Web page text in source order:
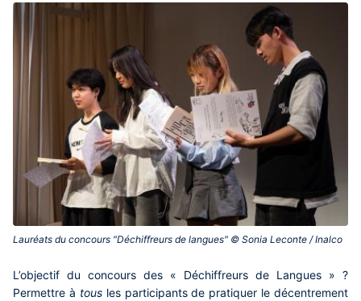
Lauréats du concours "Déchiffreurs de langues" © Sonia Leconte / Inalco‎
Contenu
central
L’objectif du concours des « Déchiffreurs de Langues » ?
Permettre à tousles participants de pratiquer le décentrement